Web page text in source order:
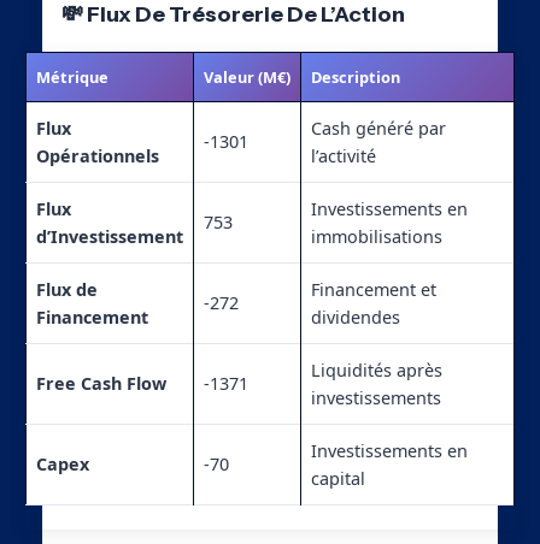
💸 Flux De Trésorerie De L’Action
Métrique Valeur (M€) Description
Flux
Opérationnels
-1301
Cash généré par
l’activité
Flux
d’Investissement
753
Investissements en
immobilisations
Flux de
Financement
-272
Financement et
dividendes
Free Cash Flow -1371
Liquidités après
investissements
Capex -70
Investissements en
capital